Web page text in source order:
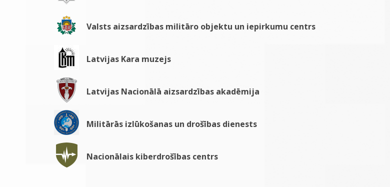
Valsts aizsardzības militāro objektu un iepirkumu centrs
Latvijas Kara muzejs
Latvijas Nacionālā aizsardzības akadēmija
Militārās izlūkošanas un drošības dienests
Nacionālais kiberdrošības centrs